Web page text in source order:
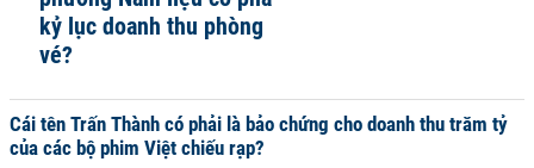
kỷ lục doanh thu phòng
vé?
Cái tên Trấn Thành có phải là bảo chứng cho doanh thu trăm tỷ
của các bộ phim Việt chiếu rạp?